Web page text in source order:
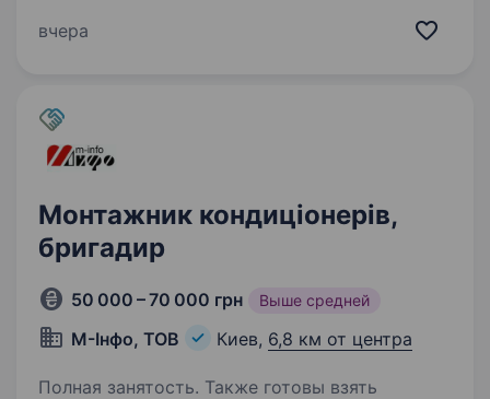
послуги з технічного обслуговування
вчера
Монтажник кондиціонерів,
бригадир
50 000 – 70 000 грн Выше средней
М-Інфо, ТОВ Киев, 6,8 км от центра
Полная занятость. Также готовы взять